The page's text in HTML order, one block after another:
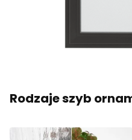
Rodzaje szyb